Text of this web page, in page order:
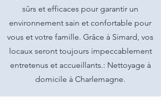
sûrs et efficaces pour garantir un
environnement sain et confortable pour
vous et votre famille. Grâce à Simard, vos
locaux seront toujours impeccablement
entretenus et accueillants.: Nettoyage à
domicile à Charlemagne.